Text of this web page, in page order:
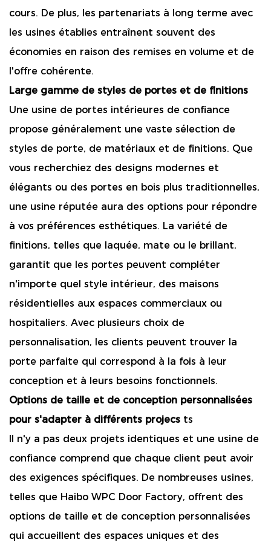
cours. De plus, les partenariats à long terme avec
les usines établies entraînent souvent des
économies en raison des remises en volume et de
l'offre cohérente.
Large gamme de styles de portes et de finitions
Une usine de portes intérieures de confiance
propose généralement une vaste sélection de
styles de porte, de matériaux et de finitions. Que
vous recherchiez des designs modernes et
élégants ou des portes en bois plus traditionnelles,
une usine réputée aura des options pour répondre
à vos préférences esthétiques. La variété de
finitions, telles que laquée, mate ou le brillant,
garantit que les portes peuvent compléter
n'importe quel style intérieur, des maisons
résidentielles aux espaces commerciaux ou
hospitaliers. Avec plusieurs choix de
personnalisation, les clients peuvent trouver la
porte parfaite qui correspond à la fois à leur
conception et à leurs besoins fonctionnels.
Options de taille et de conception personnalisées
pour s'adapter à différents projecs ts
Il n'y a pas deux projets identiques et une usine de
confiance comprend que chaque client peut avoir
des exigences spécifiques. De nombreuses usines,
telles que Haibo WPC Door Factory, offrent des
options de taille et de conception personnalisées
qui accueillent des espaces uniques et des